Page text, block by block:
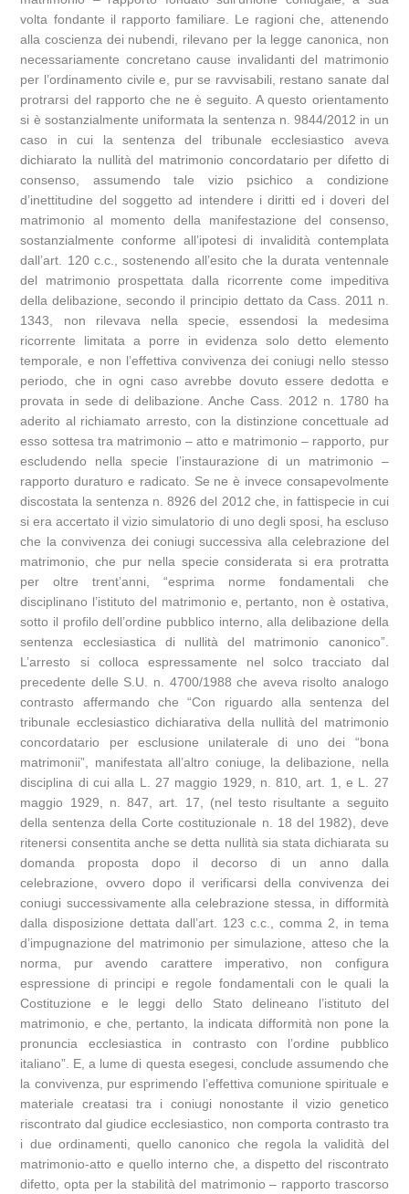
volta fondante il rapporto familiare. Le ragioni che, attenendo
alla coscienza dei nubendi, rilevano per la legge canonica, non
necessariamente concretano cause invalidanti del matrimonio
per l’ordinamento civile e, pur se ravvisabili, restano sanate dal
protrarsi del rapporto che ne è seguito. A questo orientamento
si è sostanzialmente uniformata la sentenza n. 9844/2012 in un
caso in cui la sentenza del tribunale ecclesiastico aveva
dichiarato la nullità del matrimonio concordatario per difetto di
consenso, assumendo tale vizio psichico a condizione
d’inettitudine del soggetto ad intendere i diritti ed i doveri del
matrimonio al momento della manifestazione del consenso,
sostanzialmente conforme all’ipotesi di invalidità contemplata
dall’art. 120 c.c., sostenendo all’esito che la durata ventennale
del matrimonio prospettata dalla ricorrente come impeditiva
della delibazione, secondo il principio dettato da Cass. 2011 n.
1343, non rilevava nella specie, essendosi la medesima
ricorrente limitata a porre in evidenza solo detto elemento
temporale, e non l’effettiva convivenza dei coniugi nello stesso
periodo, che in ogni caso avrebbe dovuto essere dedotta e
provata in sede di delibazione. Anche Cass. 2012 n. 1780 ha
aderito al richiamato arresto, con la distinzione concettuale ad
esso sottesa tra matrimonio – atto e matrimonio – rapporto, pur
escludendo nella specie l’instaurazione di un matrimonio –
rapporto duraturo e radicato. Se ne è invece consapevolmente
discostata la sentenza n. 8926 del 2012 che, in fattispecie in cui
si era accertato il vizio simulatorio di uno degli sposi, ha escluso
che la convivenza dei coniugi successiva alla celebrazione del
matrimonio, che pur nella specie considerata si era protratta
per oltre trent’anni, “esprima norme fondamentali che
disciplinano l’istituto del matrimonio e, pertanto, non è ostativa,
sotto il profilo dell’ordine pubblico interno, alla delibazione della
sentenza ecclesiastica di nullità del matrimonio canonico”.
L’arresto si colloca espressamente nel solco tracciato dal
precedente delle S.U. n. 4700/1988 che aveva risolto analogo
contrasto affermando che “Con riguardo alla sentenza del
tribunale ecclesiastico dichiarativa della nullità del matrimonio
concordatario per esclusione unilaterale di uno dei “bona
matrimonii”, manifestata all’altro coniuge, la delibazione, nella
disciplina di cui alla L. 27 maggio 1929, n. 810, art. 1, e L. 27
maggio 1929, n. 847, art. 17, (nel testo risultante a seguito
della sentenza della Corte costituzionale n. 18 del 1982), deve
ritenersi consentita anche se detta nullità sia stata dichiarata su
domanda proposta dopo il decorso di un anno dalla
celebrazione, ovvero dopo il verificarsi della convivenza dei
coniugi successivamente alla celebrazione stessa, in difformità
dalla disposizione dettata dall’art. 123 c.c., comma 2, in tema
d’impugnazione del matrimonio per simulazione, atteso che la
norma, pur avendo carattere imperativo, non configura
espressione di principi e regole fondamentali con le quali la
Costituzione e le leggi dello Stato delineano l’istituto del
matrimonio, e che, pertanto, la indicata difformità non pone la
pronuncia ecclesiastica in contrasto con l’ordine pubblico
italiano”. E, a lume di questa esegesi, conclude assumendo che
la convivenza, pur esprimendo l’effettiva comunione spirituale e
materiale creatasi tra i coniugi nonostante il vizio genetico
riscontrato dal giudice ecclesiastico, non comporta contrasto tra
i due ordinamenti, quello canonico che regola la validità del
matrimonio-atto e quello interno che, a dispetto del riscontrato
difetto, opta per la stabilità del matrimonio – rapporto trascorso